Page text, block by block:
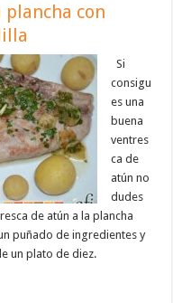
plancha con
Si
consigu
es una
buena
ventres
ca de
atún no
dudes
de atún a la plancha
puñado de ingredientes y
un plato de diez.